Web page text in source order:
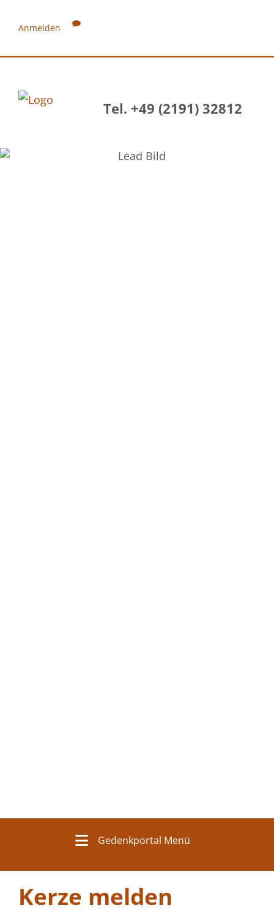
Anmelden
Tel. +49 (2191) 32812
Gedenkportal Menü
Kerze melden